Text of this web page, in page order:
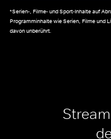
*Serien-, Filme- und Sport-Inhalte auf
Programminhalte wie Serien, Filme und
davon unberührt.